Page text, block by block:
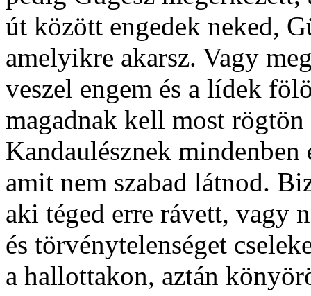
út között engedek neked,
amelyikre akarsz. Vagy
veszel engem és a lídek
magadnak kell most
Kandaulésznek mindenben
amit nem szabad látnod.
aki téged erre rávett, vagy
és törvénytelen­séget
a hallottakon, aztán